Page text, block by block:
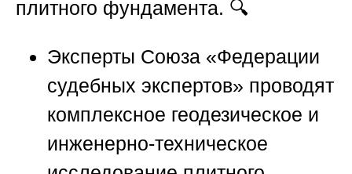
плитного фундамента. 🔍
Эксперты Союза «Федерации
судебных экспертов» проводят
комплексное геодезическое и
инженерно-техническое